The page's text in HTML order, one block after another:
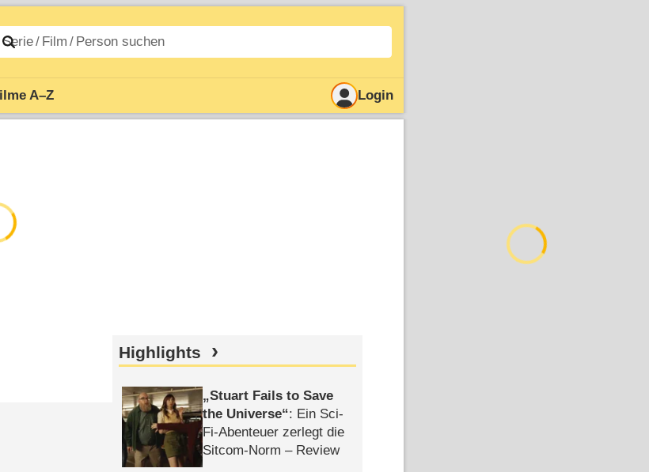
A–Z Login
Highlights
Stuart Fails to Save
the Universe : Ein Sci-
Fi-Abenteuer zerlegt die
Sitcom-Norm – Review